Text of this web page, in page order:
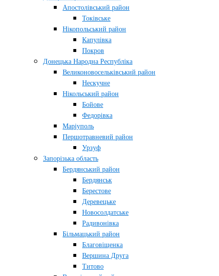
Апостолівський район
Токівське
Нікопольський район
Капулівка
Покров
Донецька Народна Республіка
Великоновосельківський район
Нескучне
Нікольський район
Бойове
Федорівка
Маріуполь
Першотравневий район
Урзуф
Запорізька область
Бердянський район
Бердянськ
Берестове
Деревецьке
Новосолдатське
Радивонівка
Більмацький район
Благовіщенка
Вершина Друга
Титово